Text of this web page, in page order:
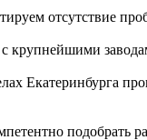
отсутствие
крупнейшими
Екатеринбурга
подобрать